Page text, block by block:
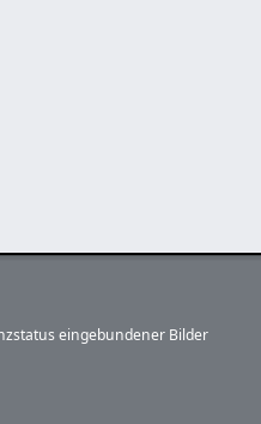
eingebundener Bilder